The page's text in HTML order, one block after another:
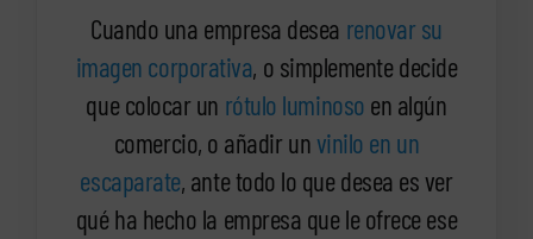
Cuando una empresa desea renovar su
imagen corporativa, o simplemente decide
que colocar un rótulo luminoso en algún
comercio, o añadir unvinilo en un
escaparate, ante todo lo que desea es ver
qué ha hecho la empresa que le ofrece ese